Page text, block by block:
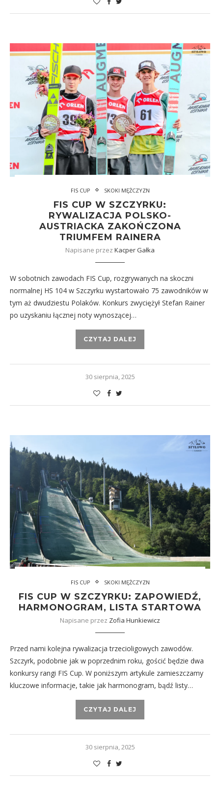
FIS CUP SKOKI MĘŻCZYZN
FIS CUP W SZCZYRKU:
RYWALIZACJA POLSKO-
AUSTRIACKA ZAKOŃCZONA
TRIUMFEM RAINERA
Napisane przez Kacper Gałka
W sobotnich zawodach FIS Cup, rozgrywanych na skoczni
normalnej HS 104 w Szczyrku wystartowało 75 zawodników w
tym aż dwudziestu Polaków. Konkurs zwyciężył Stefan Rainer
po uzyskaniu łącznej noty wynoszącej…
CZYTAJ DALEJ
30 sierpnia, 2025
FIS CUP SKOKI MĘŻCZYZN
FIS CUP W SZCZYRKU: ZAPOWIEDŹ,
HARMONOGRAM, LISTA STARTOWA
Napisane przez Zofia Hunkiewicz
Przed nami kolejna rywalizacja trzecioligowych zawodów.
Szczyrk, podobnie jak w poprzednim roku, gościć będzie dwa
konkursy rangi FIS Cup. W poniższym artykule zamieszczamy
kluczowe informacje, takie jak harmonogram, bądź listy…
CZYTAJ DALEJ
30 sierpnia, 2025